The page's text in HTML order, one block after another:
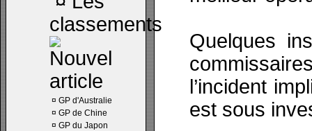
classements
¤ GP d'Australie
¤ GP de Chine
¤ GP du Japon
Quelques
l’incident
est sous